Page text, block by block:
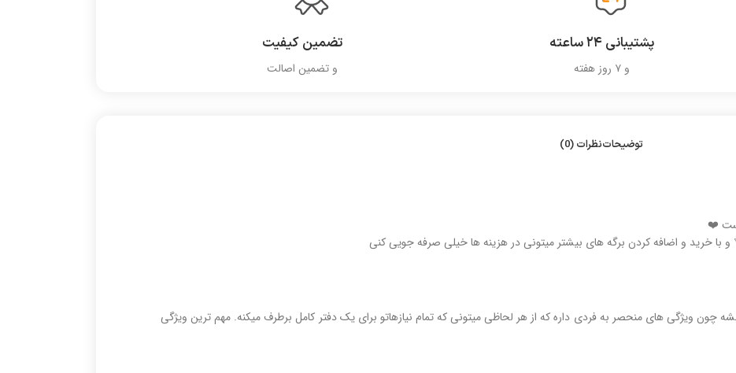
پشتیبانی ۲۴ ساعته
و ۷ روز هفته
تضمین کیفیت
و تضمین اصالت
توضیحاتنظرات (0)
❤️
با خرید و اضافه کردن برگه های بیشتر میتونی در هزینه ها خیلی صرفه جویی کنی
چون ویژگی های منحصر به فردی داره که از هر لحاظی میتونی که تمام نیازهاتو برای یک دفتر کامل برطرف میکنه. مهم ترین ویژگی